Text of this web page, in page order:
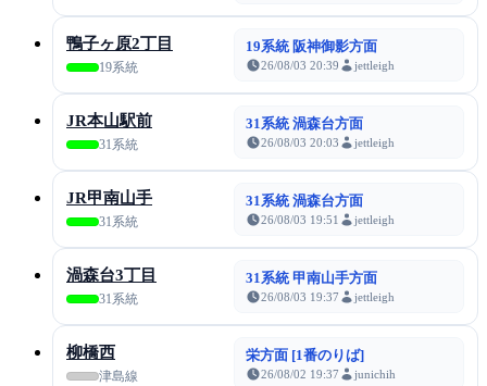
鴨子ヶ原2丁目
19系統
19系統 阪神御影方面
26/08/03 20:39 jettleigh
JR本山駅前
31系統
31系統 渦森台方面
26/08/03 20:03 jettleigh
JR甲南山手
31系統
31系統 渦森台方面
26/08/03 19:51 jettleigh
渦森台3丁目
31系統
31系統 甲南山手方面
26/08/03 19:37 jettleigh
柳橋西
津島線
栄方面 [1番のりば]
26/08/02 19:37 junichih